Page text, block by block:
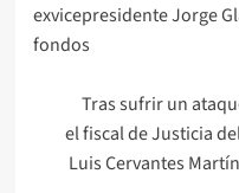
exvicepresidente Jorge
fondos
Tras sufrir un
el fiscal de Justicia
Luis Cervantes